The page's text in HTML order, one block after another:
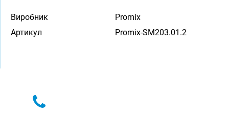
Виробник
Promix
Артикул
Promix-SM203.01.2